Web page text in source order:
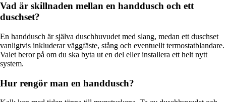
Vad är skillnaden mellan en handdusch och ett
duschset?
En handdusch är själva duschhuvudet med slang, medan ett duschset
vanligtvis inkluderar väggfäste, stång och eventuellt termostatblandare.
Valet beror på om du ska byta ut en del eller installera ett helt nytt
system.
Hur rengör man en handdusch?